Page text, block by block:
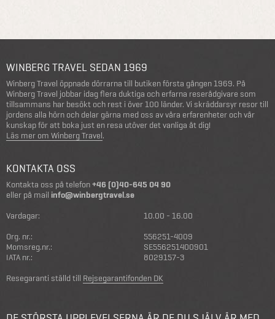
WINBERG TRAVEL SEDAN 1969
Winberg Travel öppnade dörrarna till butiken första gången 1969. På
Winberg Travel jobbar idag flera duktiga och erfarna reserådgivare som
tillsammans har besökt och rest i över 100 länder. Vi skräddarsyr resor till
jordens alla hörn och delar gärna med oss av våra erfarenheter och vår
kunskap för att boka just en resa utöver det vanliga åt dig!
Läs mer om Winberg Travel.
KONTAKTA OSS
Kontakta oss på telefon+46 (0)40-645 04 90
eller på mail info@winbergtravel.se
Vardagar:
10.00 - 16.00
Org. nr.:
556251-4009
Momsreg.nr.:
SE556251400901
IATA nr.:
8029157-3
Resegaranti ställd till Rejsegarantifonden DK